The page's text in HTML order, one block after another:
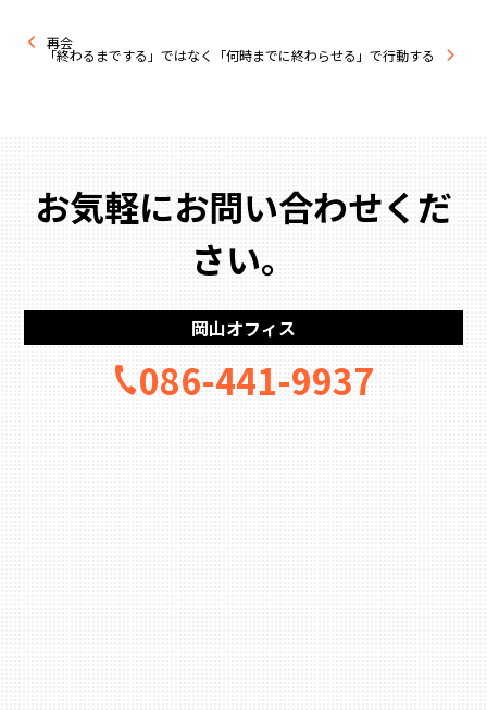
再会
「終わるまでする」ではなく「何時までに終わらせる」で行動する
お気軽にお問い合わせくだ
さい。
岡山オフィス
086-441-9937